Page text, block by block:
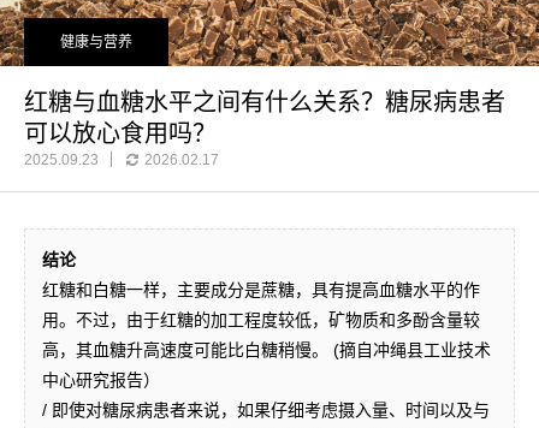
健康与营养
红糖与血糖水平之间有什么关系？糖尿病患者
可以放心食用吗？
2025.09.23 2026.02.17
结论
红糖和白糖一样，主要成分是蔗糖，具有提高血糖水平的作
用。不过，由于红糖的加工程度较低，矿物质和多酚含量较
高，其血糖升高速度可能比白糖稍慢。 (摘自冲绳县工业技术
中心研究报告）
/ 即使对糖尿病患者来说，如果仔细考虑摄入量、时间以及与